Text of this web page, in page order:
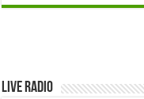
Live Radio